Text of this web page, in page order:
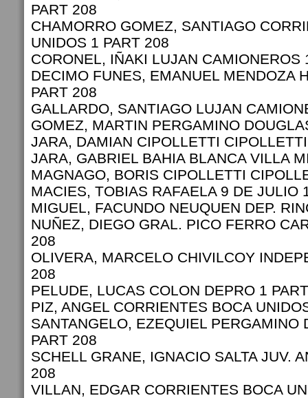
PART 208
CHAMORRO GOMEZ, SANTIAGO
UNIDOS 1 PART 208
CORONEL, IÑAKI LUJAN CAMIONEROS
DECIMO FUNES, EMANUEL MENDOZA
PART 208
GALLARDO, SANTIAGO LUJAN
GOMEZ, MARTIN PERGAMINO
JARA, DAMIAN CIPOLLETTI
JARA, GABRIEL BAHIA BLANCA VILLA
MAGNAGO, BORIS CIPOLLETTI
MACIES, TOBIAS RAFAELA 9 DE JULIO
MIGUEL, FACUNDO NEUQUEN DEP.
NUÑEZ, DIEGO GRAL. PICO FERRO
208
OLIVERA, MARCELO CHIVILCOY
208
PELUDE, LUCAS COLON DEPRO 1
PIZ, ANGEL CORRIENTES BOCA
SANTANGELO, EZEQUIEL PERGAMINO
PART 208
SCHELL GRANE, IGNACIO SALTA JUV.
208
VILLAN, EDGAR CORRIENTES BOCA